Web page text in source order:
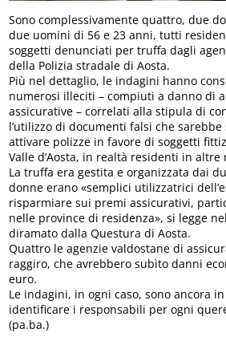
Sono complessivamente quattro, due
due uomini di 56 e 23 anni, tutti
soggetti denunciati per truffa dagli
della Polizia stradale di Aosta.
Più nel dettaglio, le indagini hanno
numerosi illeciti – compiuti a danno di
assicurative – correlati alla stipula di
l’utilizzo di documenti falsi che
attivare polizze in favore di soggetti
Valle d’Aosta, in realtà residenti in altre
La truffa era gestita e organizzata dai
donne erano «semplici utilizzatrici
risparmiare sui premi assicurativi,
nelle province di residenza», si legge
diramato dalla Questura di Aosta.
Quattro le agenzie valdostane di
raggiro, che avrebbero subìto danni
euro.
Le indagini, in ogni caso, sono ancora
identificare i responsabili per ogni
(pa.ba.)